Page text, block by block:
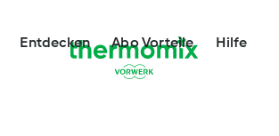
Entdecken Abo Vorteile Hilfe